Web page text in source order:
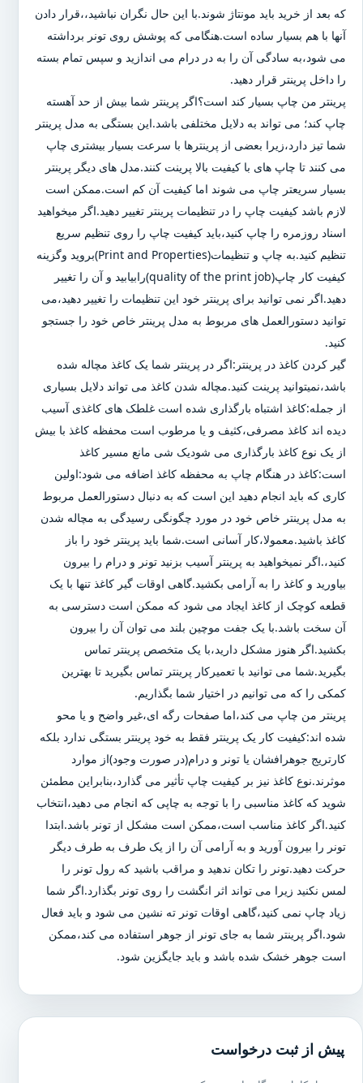
که بعد از خرید باید مونتاژ شوند.با این حال نگران نباشید،،قرار دادن
آنها با هم بسیار ساده است.هنگامی که پوشش روی تونر برداشته
می شود،به سادگی آن را به در درام می اندازید و سپس تمام بسته
را داخل پرینتر قرار دهید.
پرینتر من چاپ بسیار کند است؟اگر پرینتر شما بیش از حد آهسته
چاپ کند؛ می تواند به دلایل مختلفی باشد.این بستگی به مدل پرینتر
شما تیز دارد،زیرا بعضی از پرینترها با سرعت بسیار بیشتری چاپ
می کنند تا چاپ های با کیفیت بالا پرینت کنند.مدل های دیگر پرینتر
بسیار سریعتر چاپ می شوند اما کیفیت آن کم است.ممکن است
لازم باشد کیفیت چاپ را در تنظیمات پرینتر تغییر دهید.اگر میخواهید
اسناد روزمره را چاپ کنید،باید کیفیت چاپ را روی تنظیم سریع
تنظیم کنید.به چاپ و تنظیمات(Print and Properties)بروید وگزینه
کیفیت کار چاپ(quality of the print job)رابیابید و آن را تغییر
دهید.اگر نمی توانید برای پرینتر خود این تنظیمات را تغییر دهید،می
توانید دستورالعمل های مربوط به مدل پرینتر خاص خود را جستجو
کنید.
گیر کردن کاغذ در پرینتر:اگر در پرینتر شما یک کاغذ مچاله شده
باشد،نمیتوانید پرینت کنید.مچاله شدن کاغذ می تواند دلایل بسیاری
از جمله:کاغذ اشتباه بارگذاری شده است غلطک های کاغذی آسیب
دیده اند کاغذ مصرفی،کثیف و یا مرطوب است محفظه کاغذ با بیش
از یک نوع کاغذ بارگذاری می شودیک شی مانع مسیر کاغذ
است:کاغذ در هنگام چاپ به محفظه کاغذ اضافه می شود:اولین
کاری که باید انجام دهید این است که به دنبال دستورالعمل مربوط
به مدل پرینتر خاص خود در مورد چگونگی رسیدگی به مچاله شدن
کاغذ باشید.معمولا،کار آسانی است.شما باید پرینتر خود را باز
کنید،.اگر نمیخواهید به پرینتر آسیب بزنید تونر و درام را بیرون
بیاورید و کاغذ را به آرامی بکشید.گاهی اوقات گیر کاغذ تنها با یک
قطعه کوچک از کاغذ ایجاد می شود که ممکن است دسترسی به
آن سخت باشد.با یک جفت موچین بلند می توان آن را بیرون
بکشید.اگر هنوز مشکل دارید،با یک متخصص پرینتر تماس
بگیرید.شما می توانید با تعمیرکار پرینتر تماس بگیرید تا بهترین
کمکی را که می توانیم در اختیار شما بگذاریم.
پرینتر من چاپ می کند،اما صفحات رگه ای،غیر واضح و یا محو
شده اند:کیفیت کار یک پرینتر فقط به خود پرینتر بستگی ندارد بلکه
کارتریج جوهرافشان یا تونر و درام(در صورت وجود)از موارد
موثرند.نوع کاغذ نیز بر کیفیت چاپ تأثیر می گذارد،بنابراین مطمئن
شوید که کاغذ مناسبی را با توجه به چاپی که انجام می دهید،انتخاب
کنید.اگر کاغذ مناسب است،ممکن است مشکل از تونر باشد.ابتدا
تونر را بیرون آورید و به آرامی آن را از یک طرف به طرف دیگر
حرکت دهید.تونر را تکان ندهید و مراقب باشید که رول تونر را
لمس نکنید زیرا می تواند اثر انگشت را روی تونر بگذارد.اگر شما
زیاد چاپ نمی کنید،گاهی اوقات تونر ته نشین می شود و باید فعال
شود.اگر پرینتر شما به جای تونر از جوهر استفاده می کند،ممکن
است جوهر خشک شده باشد و باید جایگزین شود.
پیش از ثبت درخواست